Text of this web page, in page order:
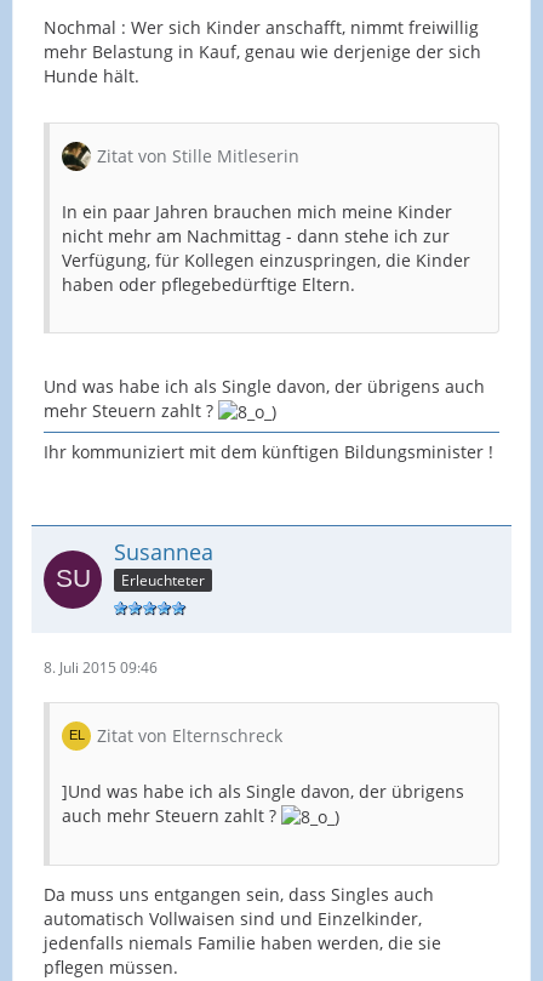
Nochmal : Wer sich Kinder anschafft, nimmt freiwillig
mehr Belastung in Kauf, genau wie derjenige der sich
Hunde hält.
Zitat von Stille Mitleserin
In ein paar Jahren brauchen mich meine Kinder
nicht mehr am Nachmittag - dann stehe ich zur
Verfügung, für Kollegen einzuspringen, die Kinder
haben oder pflegebedürftige Eltern.
Und was habe ich als Single davon, der übrigens auch
mehr Steuern zahlt ?
Ihr kommuniziert mit dem künftigen Bildungsminister !
Susannea
Erleuchteter
8. Juli 2015 09:46
Zitat von Elternschreck
]Und was habe ich als Single davon, der übrigens
auch mehr Steuern zahlt ?
Da muss uns entgangen sein, dass Singles auch
automatisch Vollwaisen sind und Einzelkinder,
jedenfalls niemals Familie haben werden, die sie
pflegen müssen.